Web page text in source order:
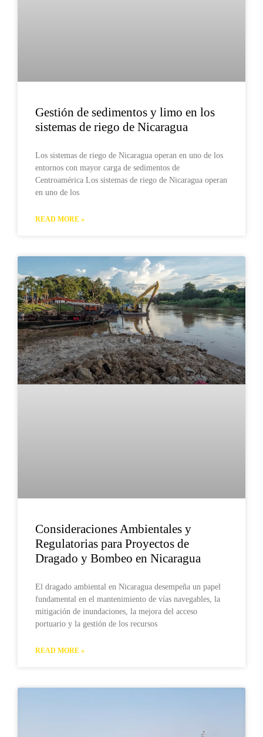
Gestión de sedimentos y limo en los
sistemas de riego de Nicaragua
Los sistemas de riego de Nicaragua operan en uno de los
entornos con mayor carga de sedimentos de
Centroamérica Los sistemas de riego de Nicaragua operan
en uno de los
READ MORE »
Consideraciones Ambientales y
Regulatorias para Proyectos de
Dragado y Bombeo en Nicaragua
El dragado ambiental en Nicaragua desempeña un papel
fundamental en el mantenimiento de vías navegables, la
mitigación de inundaciones, la mejora del acceso
portuario y la gestión de los recursos
READ MORE »